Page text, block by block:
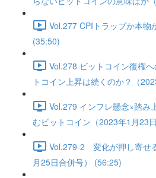
Vol.277 CPIトラップか本物
(35:50)
Vol.278 ビットコイン復権
トコイン上昇は続くのか？（
Vol.279 インフレ懸念×踏み
むビットコイン（2023年1月23
Vol.279-2 変化が押し寄せ
月25日合併号） (56:25)